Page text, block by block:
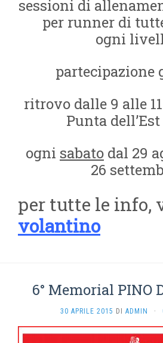
sessioni di
per runner di
ogni
partecipazione
ritrovo dalle 9 alle
Punta dell’Est
ogni sabato dal 29
26
per tutte le info,
volantino
6° Memorial PINO
30 APRILE 2015 DI ADMIN ·